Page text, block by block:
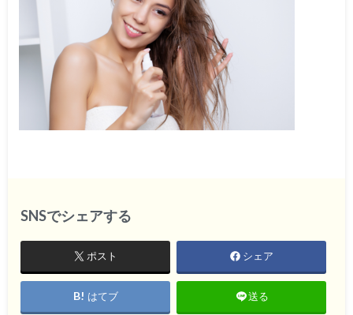
SNSでシェアする
ポスト シェア
はてブ 送る